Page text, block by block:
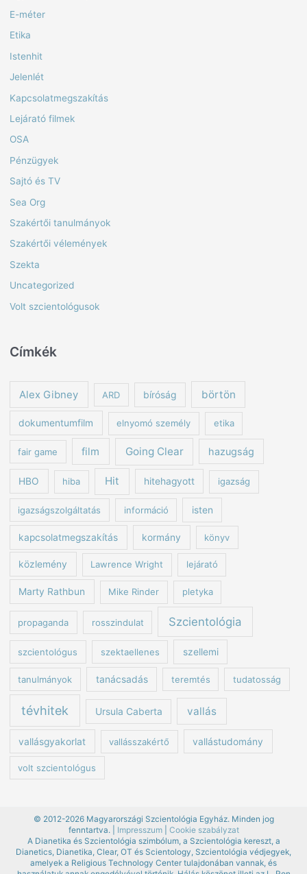
E-méter
Etika
Istenhit
Jelenlét
Kapcsolatmegszakítás
Lejárató filmek
OSA
Pénzügyek
Sajtó és TV
Sea Org
Szakértői tanulmányok
Szakértői vélemények
Szekta
Uncategorized
Volt szcientológusok
Címkék
Alex Gibney ARD bíróság börtön
dokumentumfilm elnyomó személy etika
fair game film Going Clear hazugság
HBO hiba Hit hitehagyott igazság
igazságszolgáltatás információ isten
kapcsolatmegszakítás kormány könyv
közlemény Lawrence Wright lejárató
Marty Rathbun Mike Rinder pletyka
propaganda rosszindulat Szcientológia
szcientológus szektaellenes szellemi
tanulmányok tanácsadás teremtés tudatosság
tévhitek Ursula Caberta vallás
vallásgyakorlat vallásszakértő vallástudomány
volt szcientológus
© 2012-2026 Magyarországi Szcientológia Egyház. Minden jog
fenntartva. |
Impresszum| Cookie szabályzat
A Dianetika és Szcientológia szimbólum, a Szcientológia kereszt, a
Dianetics, Dianetika, Clear, OT és Scientology, Szcientológia védjegyek,
amelyek a Religious Technology Center tulajdonában vannak, és